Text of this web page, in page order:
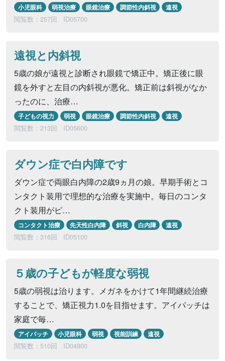
小児眼科 弱視治療 眼鏡治療 調節性内斜視 遠視
閲覧数：257回 ID05700
遠視と内斜視
5歳の娘が遠視と診断され眼鏡で矯正中。矯正後に眼
鏡を外すと左目の内斜視が悪化。矯正前は斜視がなか
ったのに、治療…
子どもの視力 弱視 眼鏡治療 調節性内斜視 遠視
閲覧数：213回 ID05600
ダウン症で白内障です
ダウン症で両眼白内障の2歳9ヵ月の娘。早期手術とコ
ンタクト装用で理想的な治療を実施中。毎日のコンタ
クト装用がピ…
コンタクト治療 先天性白内障 斜視 白内障 遠視
閲覧数：316回 ID05100
５歳の子どもが軽度な弱視
5歳の弱視は治ります。メガネをかけて1年間継続治療
することで、矯正視力1.0を目指せます。アイパッチは
家庭で毎…
アイパッチ 小児眼科 弱視 視能訓練 遠視
閲覧数：510回 ID04800